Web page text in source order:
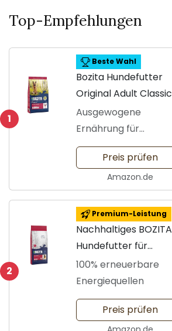
Top-Empfehlungen
1
Beste Wahl
Bozita Hundefutter
Original Adult Classic
Huhn
Ausgewogene
Ernährung für
erwachsene Hunde
Preis prüfen
Amazon.de
2
Premium-Leistung
Nachhaltiges BOZITA
Hundefutter für
Erwachsene
100% erneuerbare
Energiequellen
Preis prüfen